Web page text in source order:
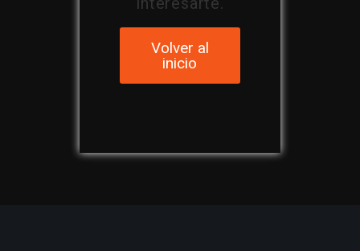
Volver al
inicio